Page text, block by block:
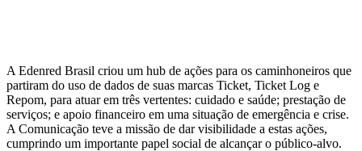
A Edenred Brasil criou um hub de ações para os caminhoneiros que
partiram do uso de dados de suas marcas Ticket, Ticket Log e
Repom, para atuar em três vertentes: cuidado e saúde; prestação de
serviços; e apoio financeiro em uma situação de emergência e crise.
A Comunicação teve a missão de dar visibilidade a estas ações,
cumprindo um importante papel social de alcançar o público-alvo.